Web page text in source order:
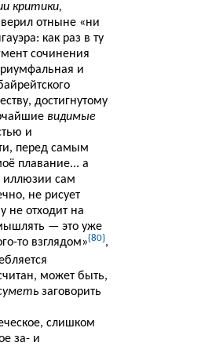
критики,
отныне «ни
как раз в ту
сочинения
и
достигнутому
видимые
и
перед самым
плавание... а
иллюзии сам
не рисует
не отходит на
— это уже
то взглядом»{80},
может быть,
заговорить
слишком
за- и